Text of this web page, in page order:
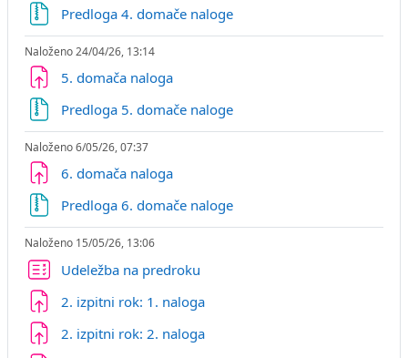
Predloga 4. domače naloge
Naloženo 24/04/26, 13:14
5. domača naloga
Predloga 5. domače naloge
Naloženo 6/05/26, 07:37
6. domača naloga
Predloga 6. domače naloge
Naloženo 15/05/26, 13:06
Udeležba na predrokuKviz
2. izpitni rok: 1. naloga
2. izpitni rok: 2. naloga